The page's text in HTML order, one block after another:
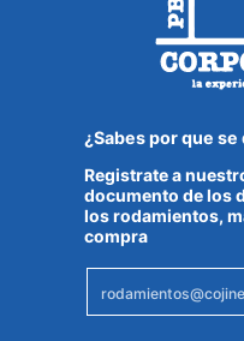
¿Sabes por que
Registrate a
documento de los
los rodamientos,
compra